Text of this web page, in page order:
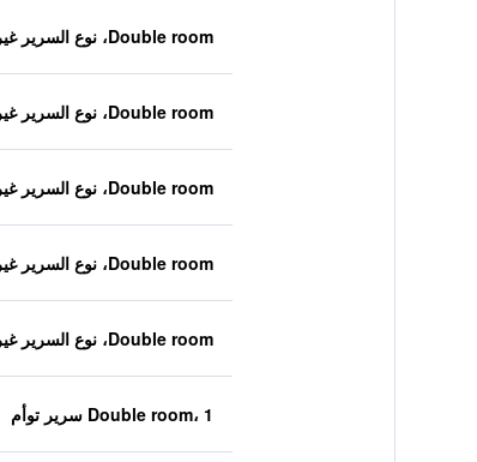
Double room، نوع السرير غير معروف
Double room، نوع السرير غير معروف
Double room، نوع السرير غير معروف
Double room، نوع السرير غير معروف
Double room، نوع السرير غير معروف
Double room، 1 سرير توأم